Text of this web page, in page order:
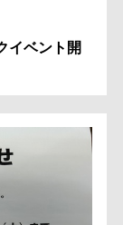
イベント開